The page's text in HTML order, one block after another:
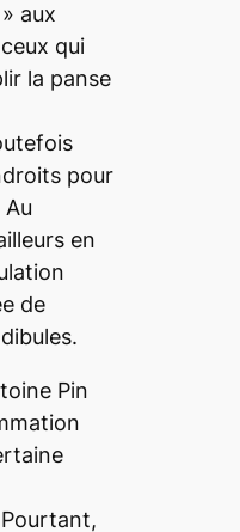
aux
qui
la panse
pour
Au
en
de
Pin